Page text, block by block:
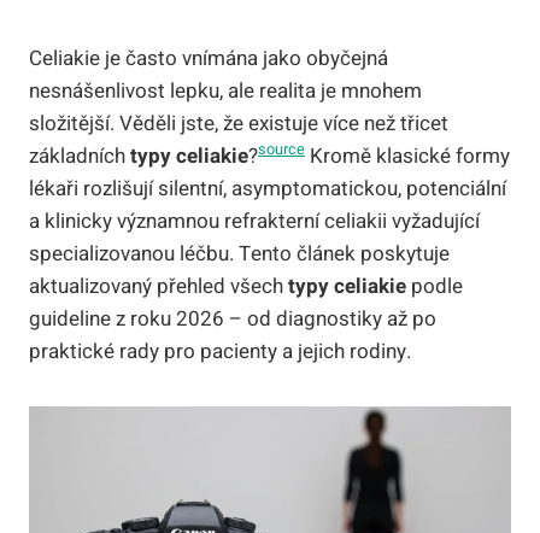
Celiakie je často vnímána jako obyčejná
nesnášenlivost lepku, ale realita je mnohem
složitější. Věděli jste, že existuje více než třicet
základníchtypy celiakie?source Kromě klasické formy
lékaři rozlišují silentní, asymptomatickou, potenciální
a klinicky významnou refrakterní celiakii vyžadující
specializovanou léčbu. Tento článek poskytuje
aktualizovaný přehled všechtypy celiakie podle
guideline z roku 2026 – od diagnostiky až po
praktické rady pro pacienty a jejich rodiny.